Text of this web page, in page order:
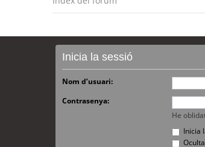
Inicia la sessió
Nom d’usuari:
Contrasenya:
He
Inicia